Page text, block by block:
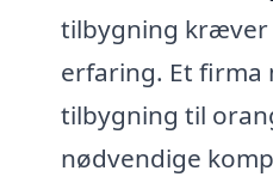
tilbygning
erfaring. Et firma
tilbygning til
nødvendige